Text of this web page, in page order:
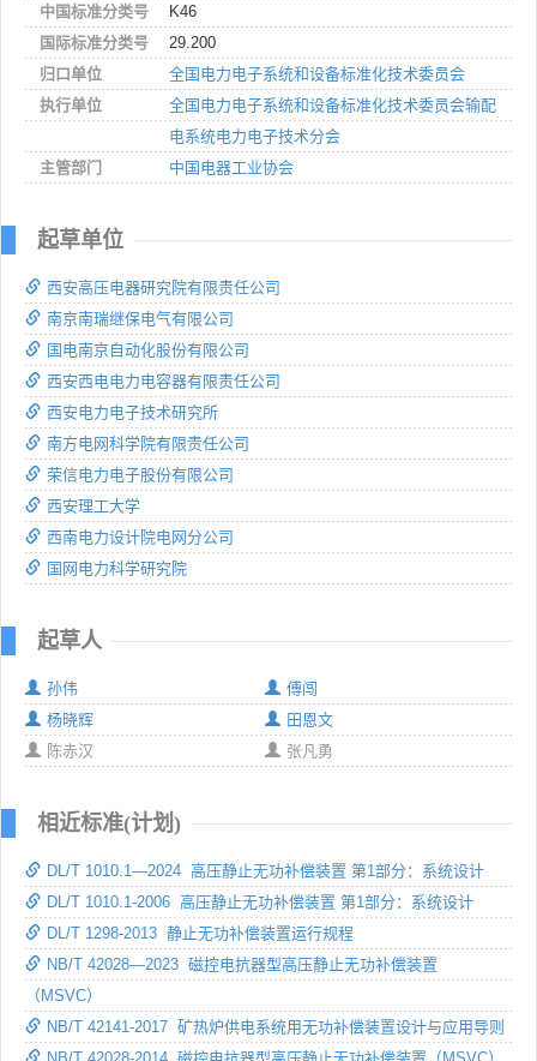
中国标准分类号
K46
国际标准分类号
29.200
归口单位
全国电力电子系统和设备标准化技术委员会
执行单位
全国电力电子系统和设备标准化技术委员会输配
电系统电力电子技术分会
主管部门
中国电器工业协会
起草单位
西安高压电器研究院有限责任公司
南京南瑞继保电气有限公司
国电南京自动化股份有限公司
西安西电电力电容器有限责任公司
西安电力电子技术研究所
南方电网科学院有限责任公司
荣信电力电子股份有限公司
西安理工大学
西南电力设计院电网分公司
国网电力科学研究院
起草人
孙伟
傅闯
杨晓辉
田恩文
陈赤汉
张凡勇
相近标准(计划)
DL/T 1010.1—2024 高压静止无功补偿装置 第1部分：系统设计
DL/T 1010.1-2006 高压静止无功补偿装置 第1部分：系统设计
DL/T 1298-2013 静止无功补偿装置运行规程
NB/T 42028—2023 磁控电抗器型高压静止无功补偿装置
（MSVC）
NB/T 42141-2017 矿热炉供电系统用无功补偿装置设计与应用导则